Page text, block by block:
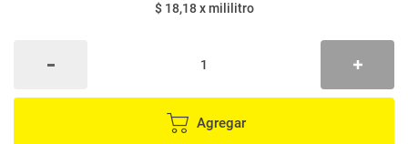
$ 18,18xmililitro
Agregar